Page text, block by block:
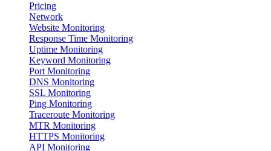
Pricing
Network
Website Monitoring
Response Time Monitoring
Uptime Monitoring
Keyword Monitoring
Port Monitoring
DNS Monitoring
SSL Monitoring
Ping Monitoring
Traceroute Monitoring
MTR Monitoring
HTTPS Monitoring
API Monitoring